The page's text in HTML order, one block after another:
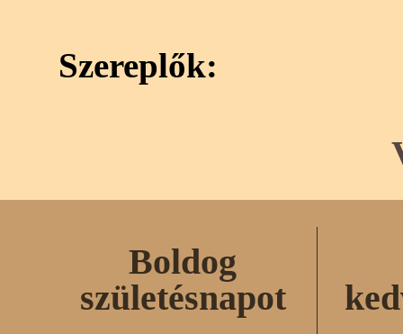
Szereplők:
Boldog
születésnapot